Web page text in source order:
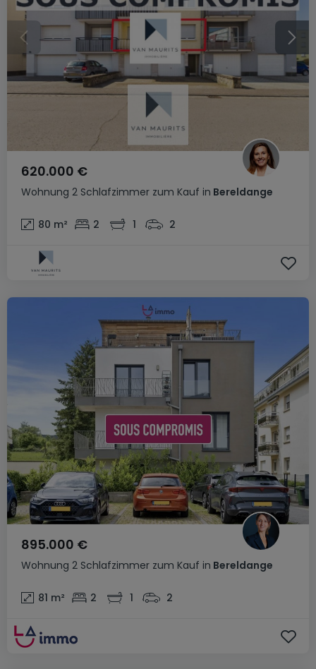
Wohnung 2 Schlafzimmer zum Kauf in Bereldange
620.000 €
80 m² 2 1 2
Wohnung 2 Schlafzimmer zum Kauf in Bereldange
895.000 €
81 m² 2 1 2